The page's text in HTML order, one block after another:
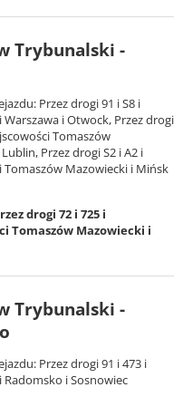
Trybunalski -
Przez drogi 91 i S8 i
Warszawa i Otwock, Przez drogi
Tomaszów
Przez drogi S2 i A2 i
Tomaszów Mazowiecki i Mińsk
drogi 72 i 725 i
Tomaszów Mazowiecki i
Trybunalski -
Przez drogi 91 i 473 i
Radomsko i Sosnowiec